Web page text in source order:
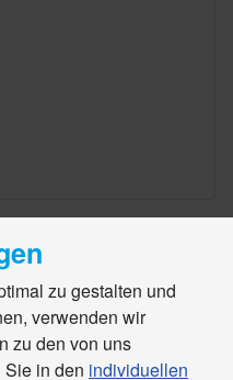
zu gestalten und
verwenden wir
zu den von uns
in den individuellen